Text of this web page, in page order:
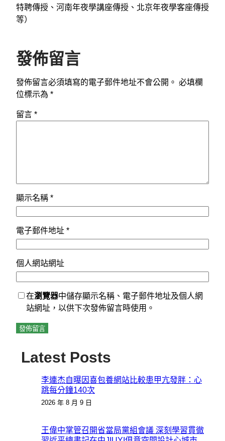
特聘傳授、河南年夜學講座傳授、北京年夜學客座傳授
等）
發佈留言
發佈留言必須填寫的電子郵件地址不會公開。 必填欄
位標示為 *
留言 *
顯示名稱 *
電子郵件地址 *
個人網站網址
在瀏覽器中儲存顯示名稱、電子郵件地址及個人網
站網址，以供下次發佈留言時使用。
Latest Posts
李連杰自曝因喜包養網站比較患甲亢發胖：心
跳每分鐘140次
2026 年 8 月 9 日
王偉中掌管召開省當局黨組會議 深刻學習貫徹